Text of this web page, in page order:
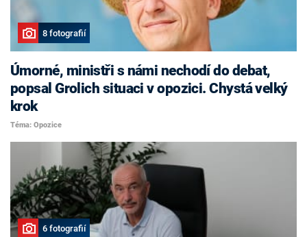
8 fotografií
Úmorné, ministři s námi nechodí do debat,
popsal Grolich situaci v opozici. Chystá velký
krok
Téma: Opozice
6 fotografií